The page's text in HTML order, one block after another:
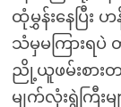
ထုံမွှန်းနေပြီး
သံမှမကြားရ
ညို့ယူဖမ်းစား
မျက်လုံးရွဲကြီး